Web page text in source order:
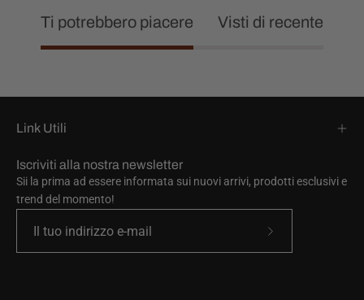
Ti potrebbero piacere Visti di recente
Link Utili
Iscriviti alla nostra newsletter
Sii la prima ad essere informata sui nuovi arrivi, prodotti esclusivi e
trend del momento!